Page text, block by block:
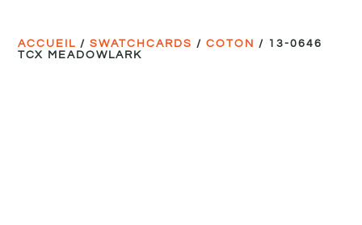
ACCUEIL /SWATCHCARDS /COTON / 13-0646
TCX MEADOWLARK